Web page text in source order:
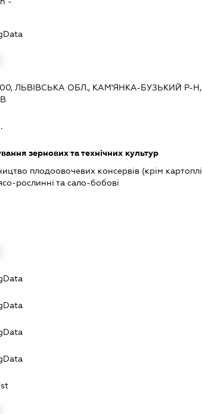
ЛЬВІВСЬКА ОБЛ., КАМ'ЯНКА-БУЗЬКИЙ Р-Н,
зернових та технічних культур
плодоовочевих консервів (крім
рослинні та сало-бобові